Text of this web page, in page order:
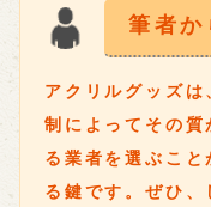
筆者か
アクリルグッズ
制によってその質
る業者を選ぶこ
る鍵です。ぜひ